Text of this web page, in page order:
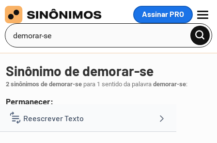
Assinar PRO
MENU
Reescrever Texto
Sinônimo de demorar-se
2 sinônimos de demorar-se para 1 sentido da palavra demorar-se:
Permanecer:
1 ficar,permanecer